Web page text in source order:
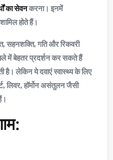
का सेवनकरना। इनमें
होते हैं।
सहनशक्ति, गति और रिकवरी
में बेहतर प्रदर्शन कर सकते हैं
है। लेकिन ये दवाएं स्वास्थ्य के लिए
लिवर, हॉर्मोन असंतुलन जैसी